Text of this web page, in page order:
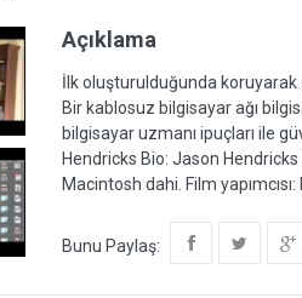
Açıklama
İlk oluşturulduğunda koruyarak
Bir kablosuz bilgisayar ağı
bilgisayar uzmanı ipuçları ile
Hendricks Bio: Jason
Macintosh dahi. Film yapımcısı:
Bunu Paylaş: